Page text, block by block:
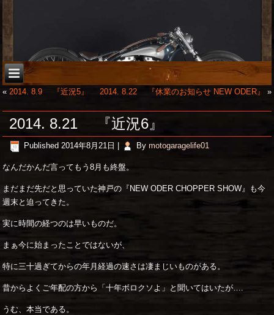
«2014. 8.9 『近況5』 2014. 8.22 『休業のお知らせ NEW ODER』 »
2014. 8.21 『近況6』
Published 2014年8月21日 By motogaragelife01
なんだかんだ言ってもう8月も終盤。
まだまだ先だと思っていた神戸の『NEW ODER CHOPPER SHOW』も今
週末と迫ってきた。
実に時間の経つのは早いものだ。
まぁ今に始まったことではないが、
特に三十過ぎてからの年月経過の速さは凄まじいものがある。
昔からよくご年配の方から「十年ボロクソよ」と聞いてはいたが….
うむ、本当である。